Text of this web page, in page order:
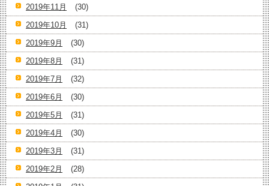
2019年11月
(30)
2019年10月
(31)
2019年9月
(30)
2019年8月
(31)
2019年7月
(32)
2019年6月
(30)
2019年5月
(31)
2019年4月
(30)
2019年3月
(31)
2019年2月
(28)